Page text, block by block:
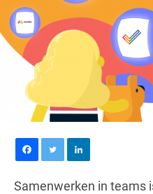
Samenwerken in teams